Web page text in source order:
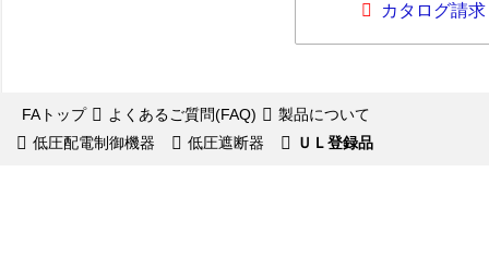
カタログ請求
FAトップ よくあるご質問(FAQ)
製品について
低圧配電制御機器
低圧遮断器 ＵＬ登録品